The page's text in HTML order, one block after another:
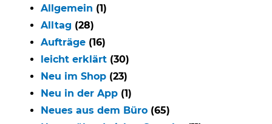
Allgemein (1)
Alltag (28)
Aufträge (16)
leicht erklärt (30)
Neu im Shop (23)
Neu in der App (1)
Neues aus dem Büro (65)